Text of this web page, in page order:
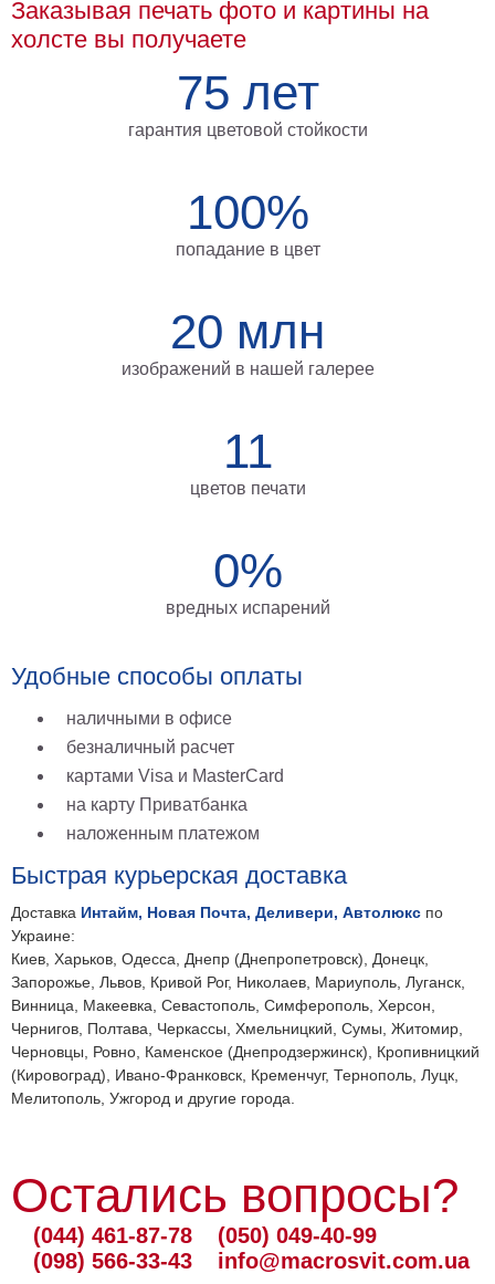
на
Заказывая печать фото и картины на
холсте вы получаете
75 лет
гарантия цветовой стойкости
100%
попадание в цвет
20 млн
изображений в нашей галерее
11
цветов печати
0%
вредных испарений
Удобные способы оплаты
наличными в офисе
безналичный расчет
картами Visa и MasterCard
на карту Приватбанка
наложенным платежом
Быстрая курьерская доставка
Доставка Интайм, Новая Почта, Деливери, Автолюкс по
Украине:
Киев, Харьков, Одесса, Днепр (Днепропетровск), Донецк,
Запорожье, Львов, Кривой Рог, Николаев, Мариуполь, Луганск,
Винница, Макеевка, Севастополь, Симферополь, Херсон,
Чернигов, Полтава, Черкассы, Хмельницкий, Сумы, Житомир,
Черновцы, Ровно, Каменское (Днепродзержинск), Кропивницкий
(Кировоград), Ивано-Франковск, Кременчуг, Тернополь, Луцк,
Мелитополь, Ужгород и другие города.
Остались вопросы?
(044) 461-87-78
(098) 566-33-43
(050) 049-40-99
info@macrosvit.com.ua